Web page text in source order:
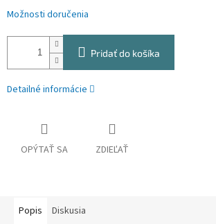
Možnosti doručenia
Pridať do košíka
Detailné informácie
OPÝTAŤ SA ZDIEĽAŤ
Popis Diskusia